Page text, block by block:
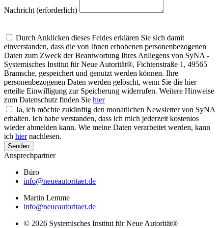
Nachricht (erforderlich)
Durch Anklicken dieses Feldes erklären Sie sich damit
einverstanden, dass die von Ihnen erhobenen personenbezogenen
Daten zum Zweck der Beantwortung Ihres Anliegens von SyNA -
Systemisches Institut für Neue Autorität®, Fichtenstraße 1, 49565
Bramsche, gespeichert und genutzt werden können. Ihre
personenbezogenen Daten werden gelöscht, wenn Sie die hier
erteilte Einwilligung zur Speicherung widerrufen. Weitere Hinweise
zum Datenschutz finden Sie hier
Ja, ich möchte zukünftig den monatlichen Newsletter von SyNA
erhalten. Ich habe verstanden, dass ich mich jederzeit kostenlos
wieder abmelden kann. Wie meine Daten verarbeitet werden, kann
ich hiernachlesen.
Senden
Ansprechpartner
Büro
info@neueautoritaet.de
Martin Lemme
info@neueautoritaet.de
© 2026 Systemisches Institut für Neue Autorität®